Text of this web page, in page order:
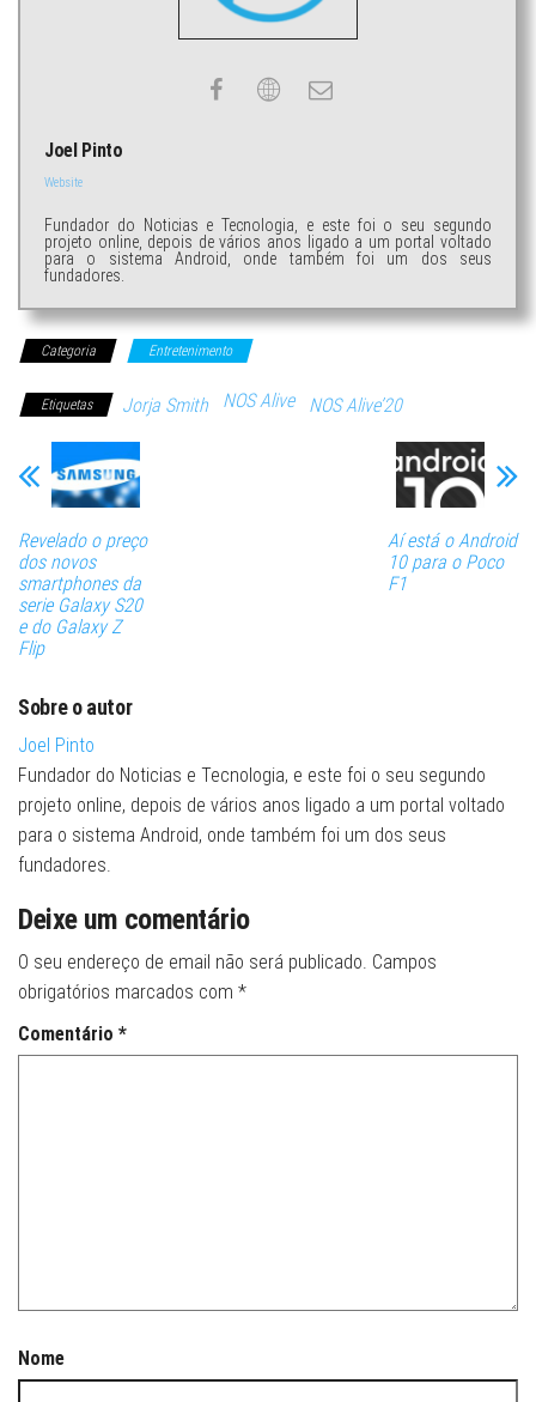
Joel Pinto
Website
Fundador do Noticias e Tecnologia, e este foi o seu segundo
projeto online, depois de vários anos ligado a um portal voltado
para o sistema Android, onde também foi um dos seus
fundadores.
Categoria Entretenimento
Etiquetas Jorja Smith NOS Alive NOS Alive’20
Revelado o preço
dos novos
smartphones da
serie Galaxy S20
e do Galaxy Z
Flip
Aí está o Android
10 para o Poco
F1
Sobre o autor
Joel Pinto
Fundador do Noticias e Tecnologia, e este foi o seu segundo
projeto online, depois de vários anos ligado a um portal voltado
para o sistema Android, onde também foi um dos seus
fundadores.
Deixe um comentário
O seu endereço de email não será publicado. Campos
obrigatórios marcados com *
Comentário *
Nome